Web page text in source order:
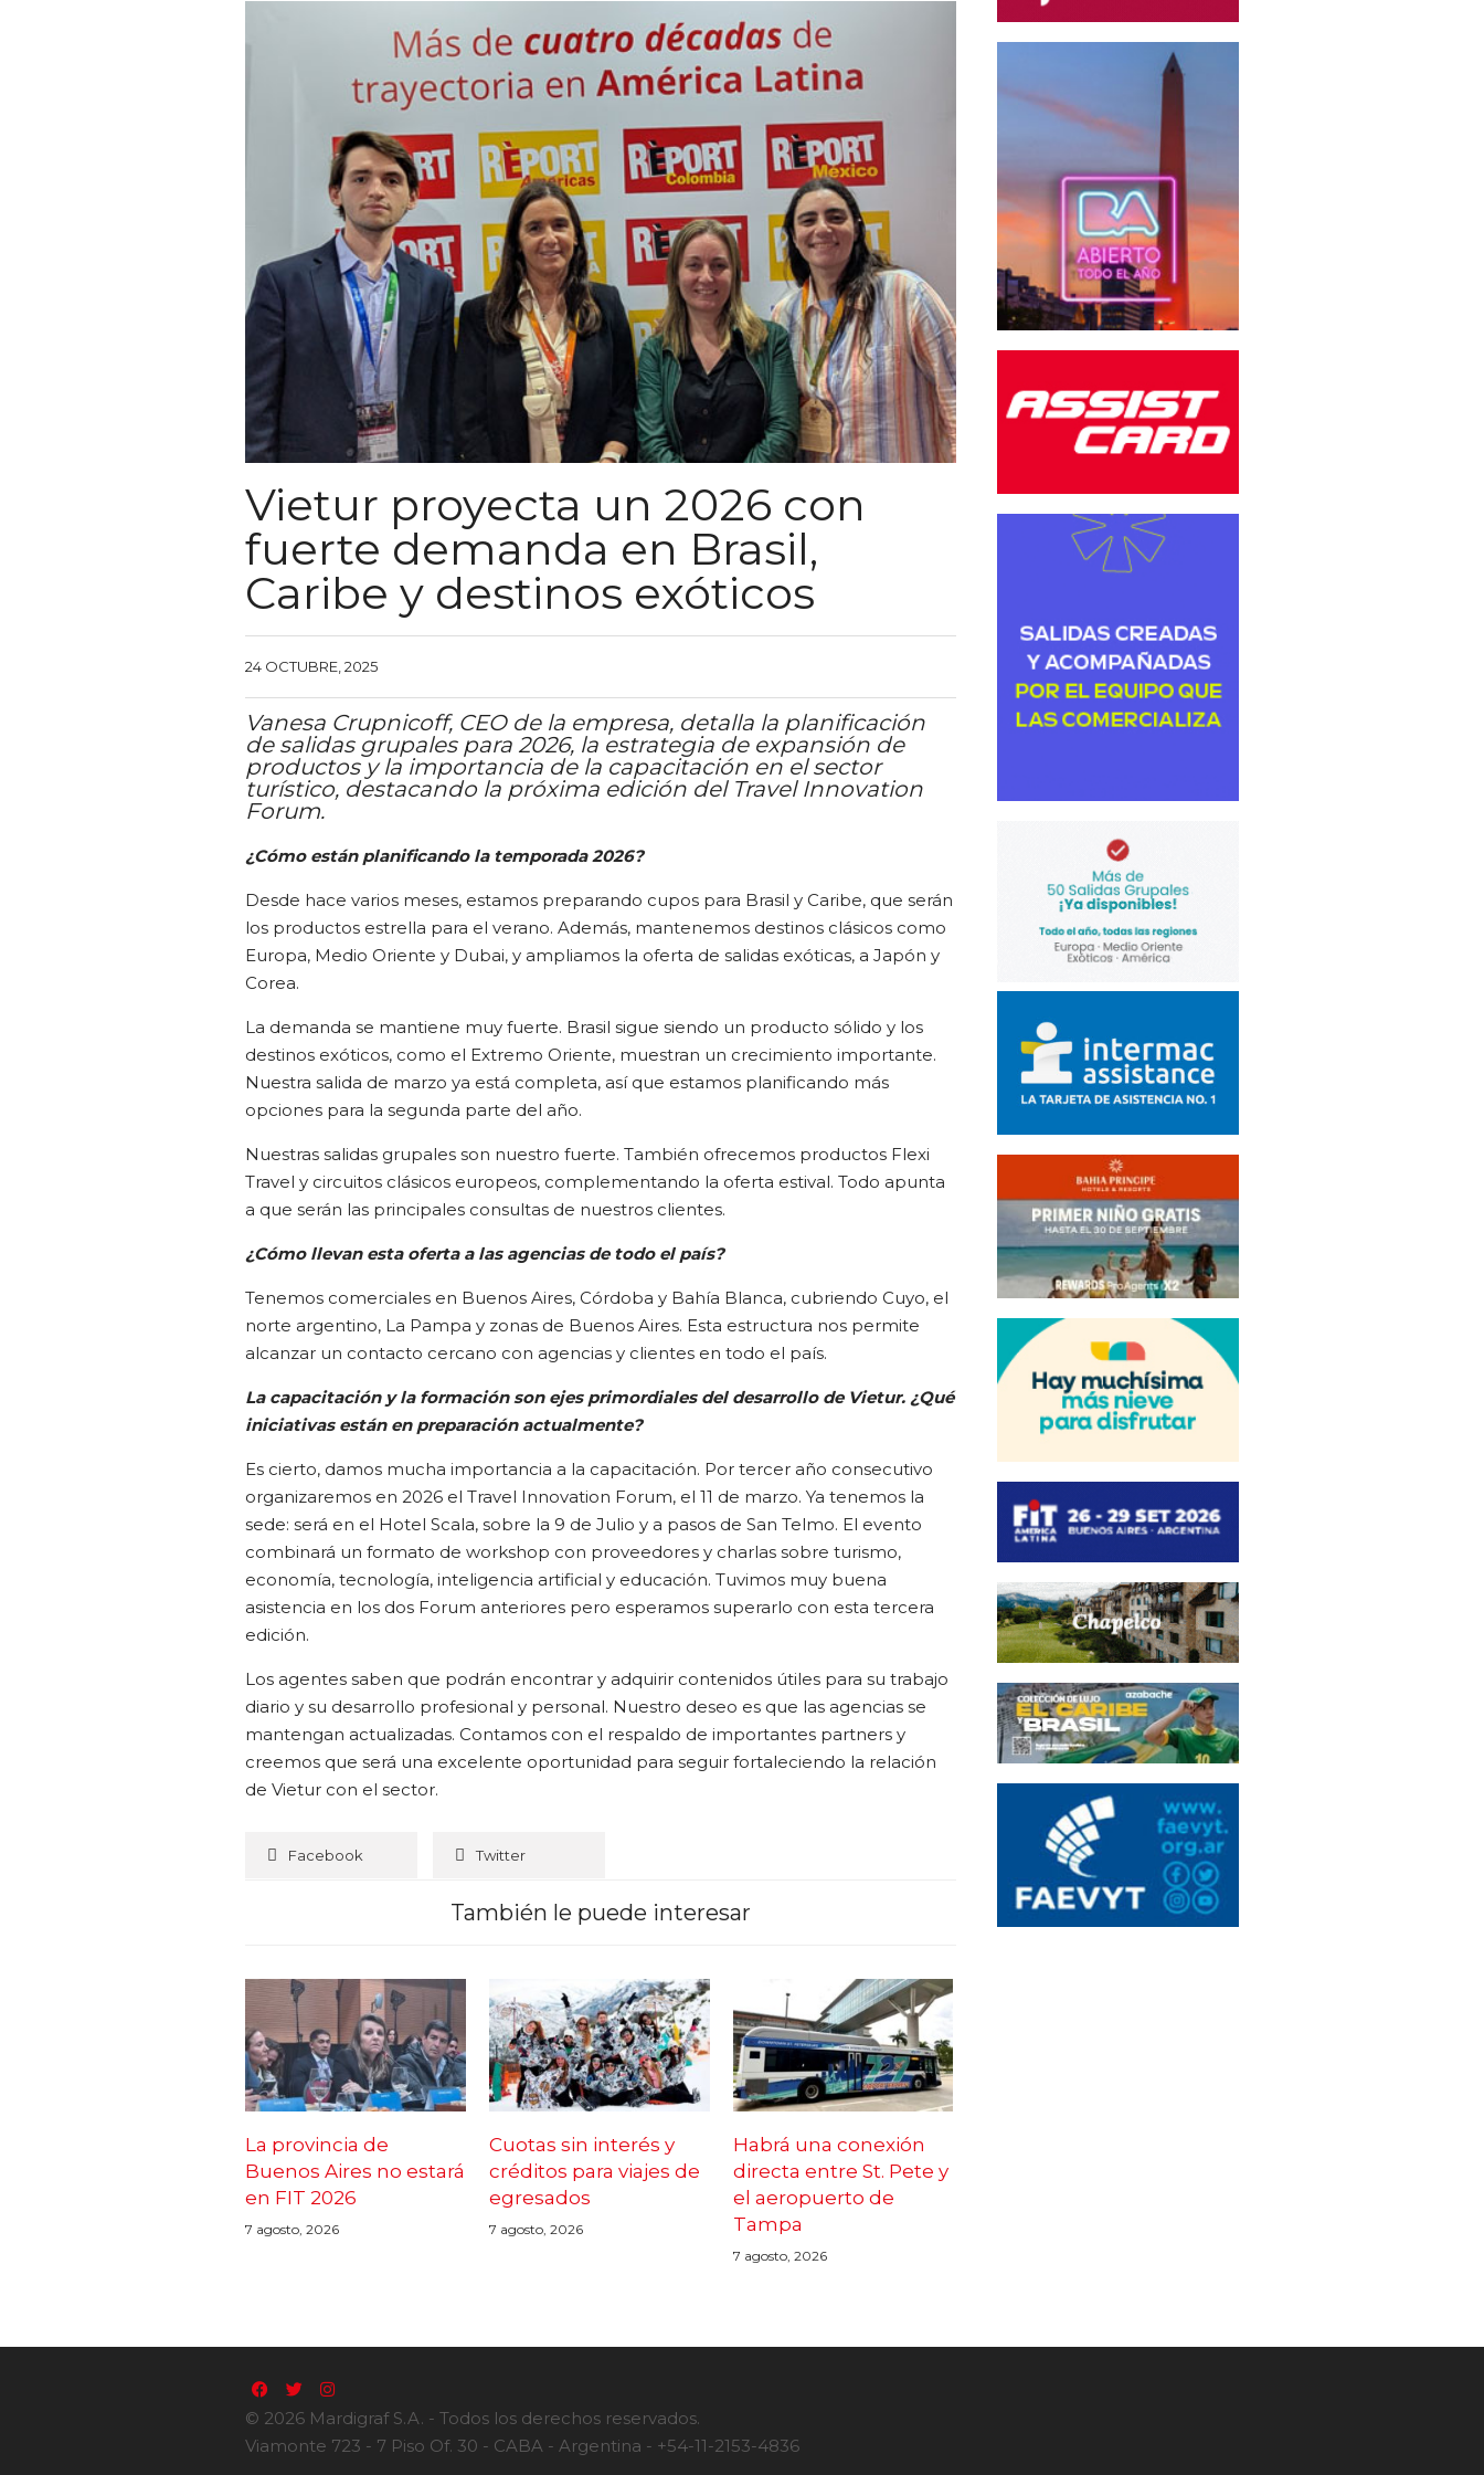
Vietur proyecta un 2026 con
fuerte demanda en Brasil,
Caribe y destinos exóticos
24 OCTUBRE, 2025
Vanesa Crupnicoff, CEO de la empresa, detalla la planificación
de salidas grupales para 2026, la estrategia de expansión de
productos y la importancia de la capacitación en el sector
turístico, destacando la próxima edición del Travel Innovation
Forum.
¿Cómo están planificando la temporada 2026?
Desde hace varios meses, estamos preparando cupos para Brasil y Caribe, que serán
los productos estrella para el verano. Además, mantenemos destinos clásicos como
Europa, Medio Oriente y Dubai, y ampliamos la oferta de salidas exóticas, a Japón y
Corea.
La demanda se mantiene muy fuerte. Brasil sigue siendo un producto sólido y los
destinos exóticos, como el Extremo Oriente, muestran un crecimiento importante.
Nuestra salida de marzo ya está completa, así que estamos planificando más
opciones para la segunda parte del año.
Nuestras salidas grupales son nuestro fuerte. También ofrecemos productos Flexi
Travel y circuitos clásicos europeos, complementando la oferta estival. Todo apunta
a que serán las principales consultas de nuestros clientes.
¿Cómo llevan esta oferta a las agencias de todo el país?
Tenemos comerciales en Buenos Aires, Córdoba y Bahía Blanca, cubriendo Cuyo, el
norte argentino, La Pampa y zonas de Buenos Aires. Esta estructura nos permite
alcanzar un contacto cercano con agencias y clientes en todo el país.
La capacitación y la formación son ejes primordiales del desarrollo de Vietur. ¿Qué
iniciativas están en preparación actualmente?
Es cierto, damos mucha importancia a la capacitación. Por tercer año consecutivo
organizaremos en 2026 el Travel Innovation Forum, el 11 de marzo. Ya tenemos la
sede: será en el Hotel Scala, sobre la 9 de Julio y a pasos de San Telmo. El evento
combinará un formato de workshop con proveedores y charlas sobre turismo,
economía, tecnología, inteligencia artificial y educación. Tuvimos muy buena
asistencia en los dos Forum anteriores pero esperamos superarlo con esta tercera
edición.
Los agentes saben que podrán encontrar y adquirir contenidos útiles para su trabajo
diario y su desarrollo profesional y personal. Nuestro deseo es que las agencias se
mantengan actualizadas. Contamos con el respaldo de importantes partners y
creemos que será una excelente oportunidad para seguir fortaleciendo la relación
de Vietur con el sector.
Facebook Twitter
También le puede interesar
La provincia de
Buenos Aires no estará
en FIT 2026
7 agosto, 2026
Cuotas sin interés y
créditos para viajes de
egresados
7 agosto, 2026
Habrá una conexión
directa entre St. Pete y
el aeropuerto de
Tampa
7 agosto, 2026
© 2026 Mardigraf S.A. - Todos los derechos reservados.
Viamonte 723 - 7 Piso Of. 30 - CABA - Argentina - +54-11-2153-4836